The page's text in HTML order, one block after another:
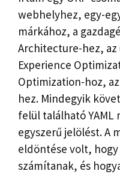
webhelyhez, egy-
márkához, a
Architecture-hez,
Experience
Optimization-hoz,
hez. Mindegyik
felül található
egyszerű jelölést. A
eldöntése volt,
számítanak, és